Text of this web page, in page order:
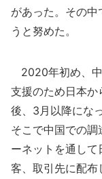
があった。その
うと努めた。
2020年初め、中
支援のため日本
後、3月以降にな
そこで中国での
ーネットを通し
客、取引先に配